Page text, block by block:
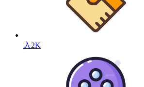
入2K